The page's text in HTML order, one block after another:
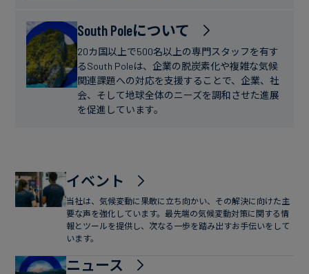
フ
ァ
イ
ナ
ン
ー
ス
South Poleについて
20カ国以上で500名以上の専門スタッフを有す
るSouth Poleは、企業の脱炭素化や複雑な気候
関連課題への対応を支援することで、企業、社
会、そして地球全体のニーズを調和させた進展
を促進しています。
イベント
当社は、気候変動に果敢に立ち向かい、その解決に向けた主
要な声を強化しています。最先端の気候変動対策に関する情
報とツールを提供し、次なる一歩を踏み出すお手伝いをして
います。
ニュース